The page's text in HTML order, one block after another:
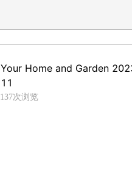
Your Home and Garden
11
137次浏览